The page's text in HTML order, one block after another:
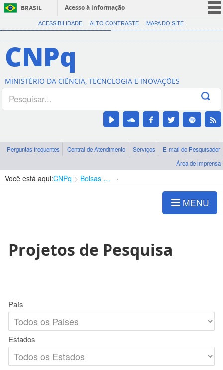
BRASIL
Acesso à informação
CORONAVÍRUS (COVID-19)
Canais
ACESSIBILIDADE ALTO CONTRASTE MAPA DO SITE
CNPq
MINISTÉRIO DA CIÊNCIA, TECNOLOGIA E INOVAÇÕES
Perguntas frequentes Central de Atendimento Serviços
E-mail do Pesquisador
Área de imprensa
Você está aqui:CNPq Bolsas e Auxílios Vigentes
MENU
Projetos de Pesquisa
País
Estados